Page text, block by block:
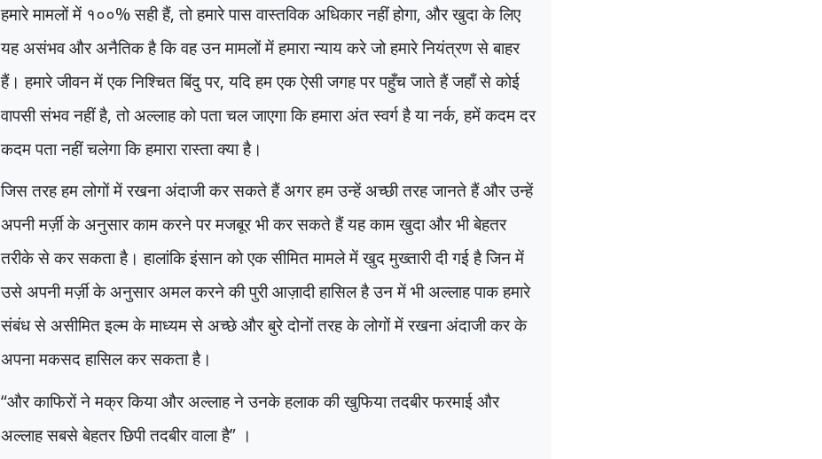
हमारे मामलों में १००% सही हैं,तो हमारे पास वास्तविक अधिकार नहीं होगा, और खुदा के लिए
यह असंभव और अनैतिक है कि वह उन मामलों में हमारा न्याय करे जो हमारे नियंत्रण से बाहर
हैं। हमारे जीवन में एक निश्चित बिंदु पर,यदि हम एक ऐसी जगह पर पहुँच जाते हैं जहाँ से कोई
वापसी संभव नहीं है,तो अल्लाह को पता चल जाएगा कि हमारा अंत स्वर्ग है या नर्क,हमें कदम दर
कदम पता नहीं चलेगा कि हमारा रास्ता क्या है।
जिस तरह हम लोगों में रखना अंदाजी कर सकते हैं अगर हम उन्हें अच्छी तरह जानते हैं और उन्हें
अपनी मर्ज़ी के अनुसार काम करने पर मजबूर भी कर सकते हैं यह काम खुदा और भी बेहतर
तरीके से कर सकता है। हालांकि इंसान को एक सीमित मामले में खुद मुख्तारी दी गई है जिन में
उसे अपनी मर्ज़ी के अनुसार अमल करने की पुरी आज़ादी हासिल है उन में भी अल्लाह पाक हमारे
संबंध से असीमित इल्म के माध्यम से अच्छे और बुरे दोनों तरह के लोगों में रखना अंदाजी कर के
अपना मकसद हासिल कर सकता है।
“और काफिरों ने मक्र किया और अल्लाह ने उनके हलाक की खुफिया तदबीर फरमाई और
अल्लाह सबसे बेहतर छिपी तदबीर वाला है” ।